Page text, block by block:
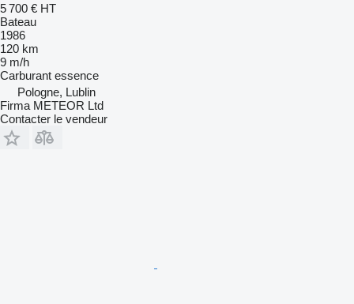
5 700 € HT
Bateau
1986
120 km
9 m/h
Carburant essence
Pologne, Lublin
Firma METEOR Ltd
Contacter le vendeur